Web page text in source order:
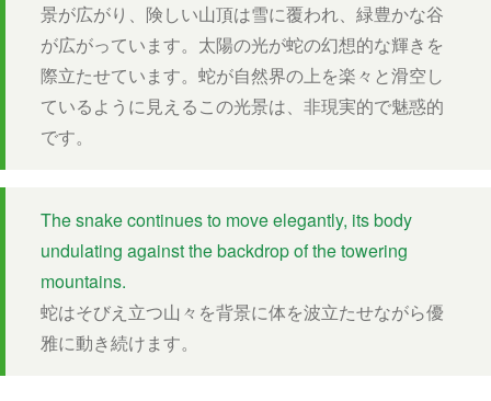
景が広がり、険しい山頂は雪に覆われ、緑豊かな谷
が広がっています。太陽の光が蛇の幻想的な輝きを
際立たせています。蛇が自然界の上を楽々と滑空し
ているように見えるこの光景は、非現実的で魅惑的
です。
The snake continues to move elegantly, its body
undulating against the backdrop of the towering
mountains.
蛇はそびえ立つ山々を背景に体を波立たせながら優
雅に動き続けます。